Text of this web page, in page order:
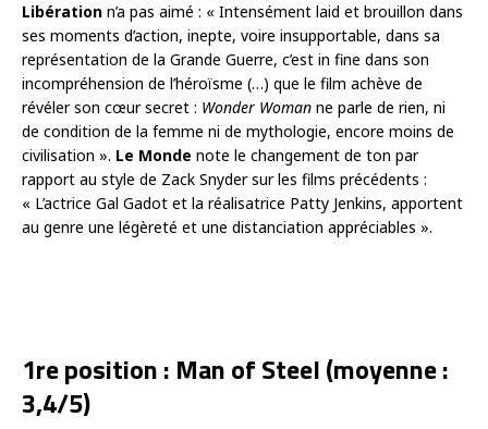
Libération n’a pas aimé : « Intensément laid et brouillon dans
ses moments d’action, inepte, voire insupportable, dans sa
représentation de la Grande Guerre, c’est in fine dans son
incompréhension de l’héroïsme (…) que le film achève de
révéler son cœur secret : Wonder Woman ne parle de rien, ni
de condition de la femme ni de mythologie, encore moins de
civilisation ». Le Monde note le changement de ton par
rapport au style de Zack Snyder sur les films précédents :
« L’actrice Gal Gadot et la réalisatrice Patty Jenkins, apportent
au genre une légèreté et une distanciation appréciables ».
1re position : Man of Steel (moyenne :
3,4/5)